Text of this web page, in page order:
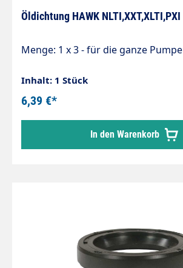
Öldichtung HAWK
Menge: 1 x 3 - für die ganze Pumpe
Inhalt: 1 Stück
6,39 €*
In den Warenkorb